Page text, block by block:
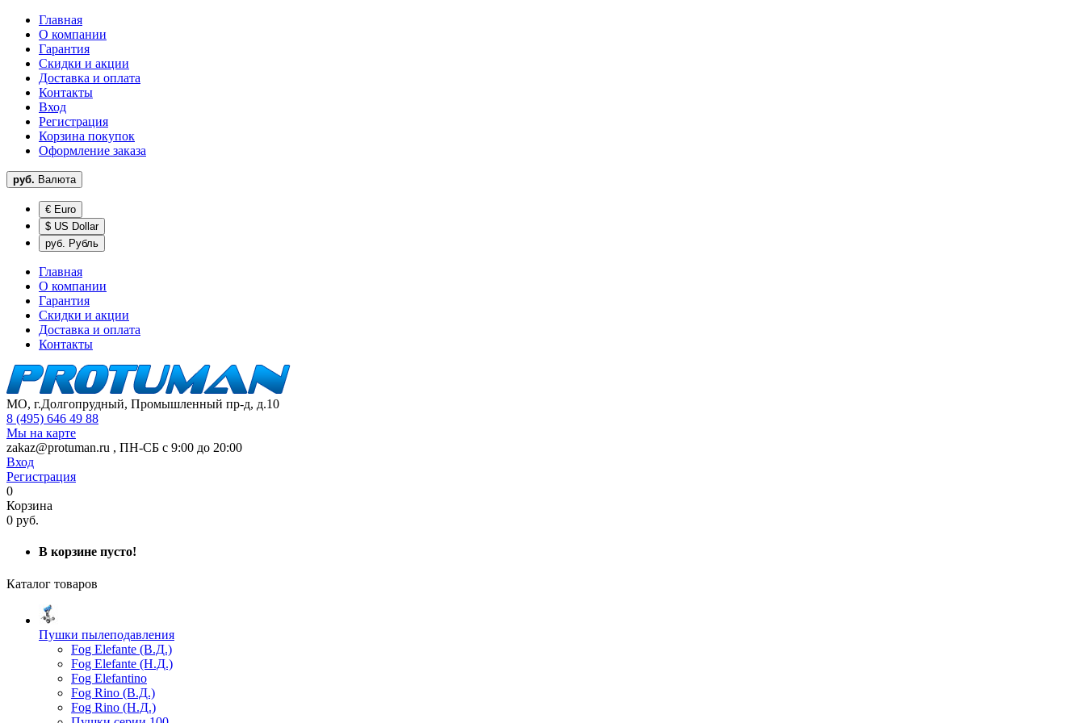
Главная
О компании
Гарантия
Скидки и акции
Доставка и оплата
Контакты
Вход
Регистрация
Корзина покупок
Оформление заказа
руб. Валюта
€ Euro
$ US Dollar
руб. Рубль
Главная
О компании
Гарантия
Скидки и акции
Доставка и оплата
Контакты
МО, г.Долгопрудный, Промышленный пр-д, д.10
8 (495) 646 49 88
Мы на карте
zakaz@protuman.ru , ПН-СБ с 9:00 до 20:00
Вход
Регистрация
0
Корзина
0 руб.
В корзине пусто!
Каталог товаров
Пушки пылеподавления
Fog Elefante (В.Д.)
Fog Elefante (Н.Д.)
Fog Elefantino
Fog Rino (В.Д.)
Fog Rino (Н.Д.)